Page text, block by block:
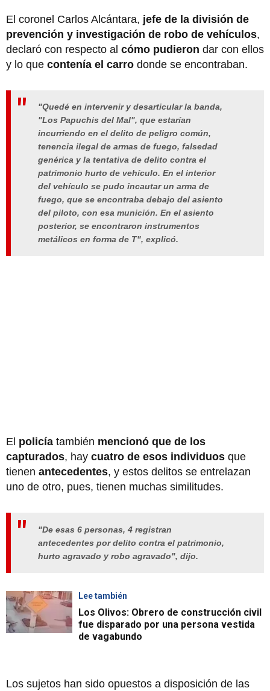
El coronel Carlos Alcántara, jefe de la división de
prevención y investigación de robo de vehículos,
declaró con respecto al cómo pudieron dar con ellos
y lo que contenía el carro donde se encontraban.
"Quedé en intervenir y desarticular la banda,
"Los Papuchis del Mal", que estarían
incurriendo en el delito de peligro común,
tenencia ilegal de armas de fuego, falsedad
genérica y la tentativa de delito contra el
patrimonio hurto de vehículo. En el interior
del vehículo se pudo incautar un arma de
fuego, que se encontraba debajo del asiento
del piloto, con esa munición. En el asiento
posterior, se encontraron instrumentos
metálicos en forma de T", explicó.
El policía también mencionó que de los
capturados, hay cuatro de esos individuos que
tienen antecedentes, y estos delitos se entrelazan
uno de otro, pues, tienen muchas similitudes.
"De esas 6 personas, 4 registran
antecedentes por delito contra el patrimonio,
hurto agravado y robo agravado", dijo.
Lee también
Los Olivos: Obrero de construcción civil
fue disparado por una persona vestida
de vagabundo
Los sujetos han sido opuestos a disposición de las